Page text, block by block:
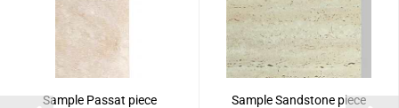
Sample Passat piece Sample Sandstone piece